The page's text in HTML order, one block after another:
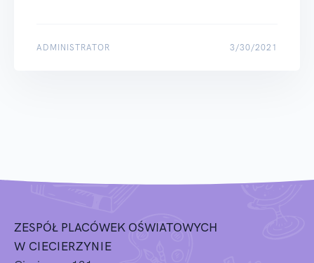
ADMINISTRATOR 3/30/2021
ZESPÓŁ PLACÓWEK OŚWIATOWYCH
W CIECIERZYNIE